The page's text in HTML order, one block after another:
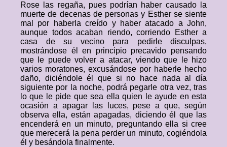
Rose las regaña, pues podrían haber causado la
muerte de decenas de personas y Esther se siente
mal por haberla creído y haber atacado a John,
aunque todos acaban riendo, corriendo Esther a
casa de su vecino para pedirle disculpas,
mostrándose él en principio precavido pensando
que le puede volver a atacar, viendo que le hizo
varios moratones, excusándose por haberle hecho
daño, diciéndole él que si no hace nada al día
siguiente por la noche, podrá pegarle otra vez, tras
lo que le pide que sea ella quien le ayude en esta
ocasión a apagar las luces, pese a que, según
observa ella, están apagadas, diciendo él que las
encenderá en un minuto, preguntando ella si cree
que merecerá la pena perder un minuto, cogiéndola
él y besándola finalmente.